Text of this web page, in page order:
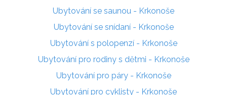
Ubytování se saunou - Krkonoše
Ubytování se snídaní - Krkonoše
Ubytování s polopenzí - Krkonoše
Ubytování pro rodiny s dětmi - Krkonoše
Ubytování pro páry - Krkonoše
Ubytování pro cyklisty - Krkonoše